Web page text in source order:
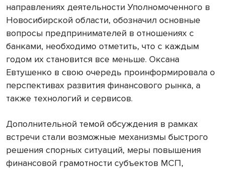
направлениях деятельности Уполномоченного в
Новосибирской области, обозначил основные
вопросы предпринимателей в отношениях с
банками, необходимо отметить, что с каждым
годом их становится все меньше. Оксана
Евтушенко в свою очередь проинформировала о
перспективах развития финансового рынка, а
также технологий и сервисов.
Дополнительной темой обсуждения в рамках
встречи стали возможные механизмы быстрого
решения спорных ситуаций, меры повышения
финансовой грамотности субъектов МСП,